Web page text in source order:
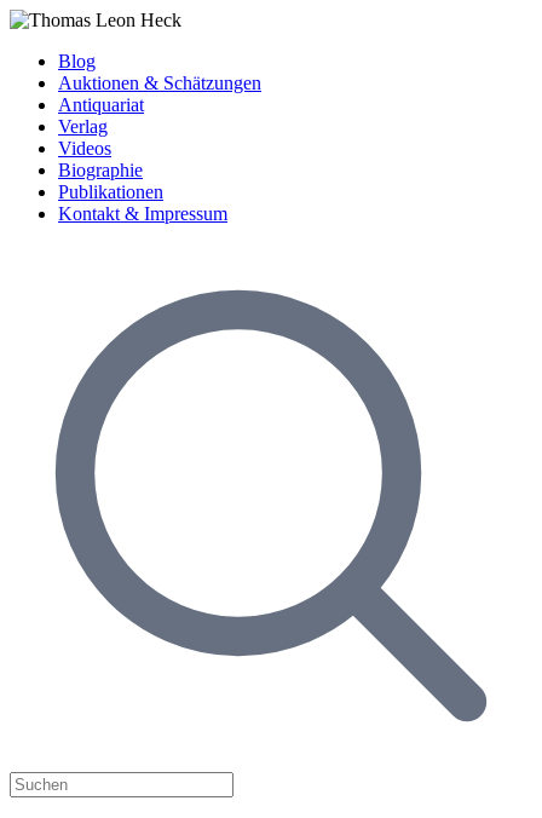
Blog
Auktionen & Schätzungen
Antiquariat
Verlag
Videos
Biographie
Publikationen
Kontakt & Impressum